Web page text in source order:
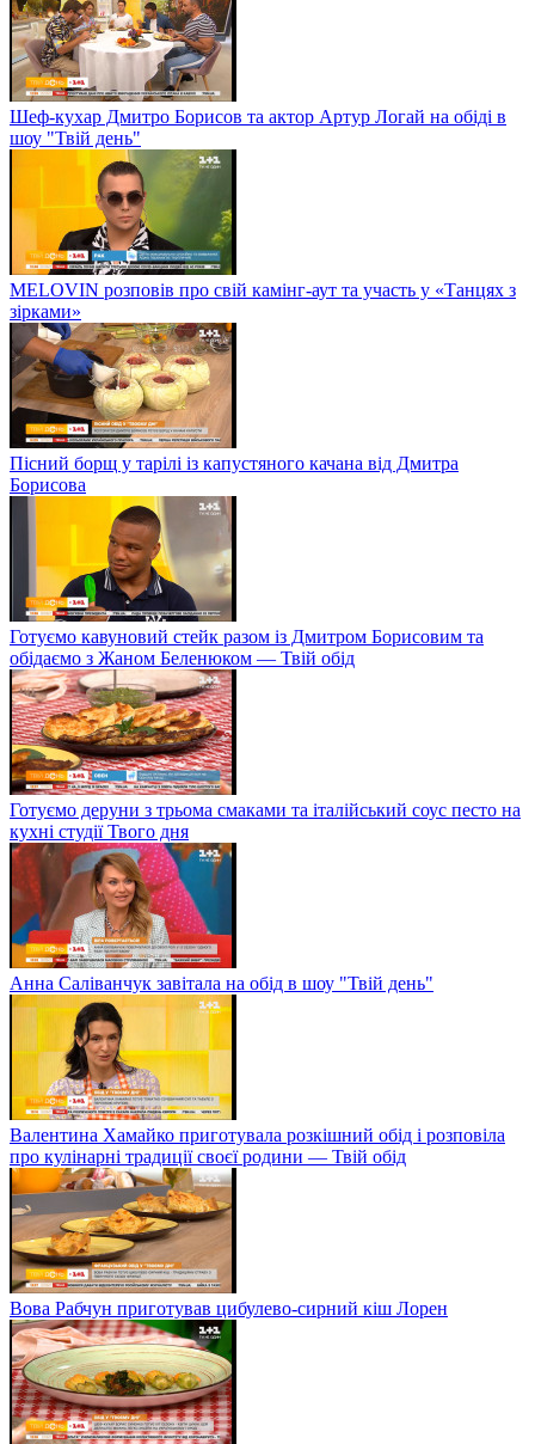
Шеф-кухар Дмитро Борисов та актор Артур Логай на обіді в
шоу "Твій день"
MELOVIN розповів про свій камінг-аут та участь у «Танцях з
зірками»
Пісний борщ у тарілі із капустяного качана від Дмитра
Борисова
Готуємо кавуновий стейк разом із Дмитром Борисовим та
обідаємо з Жаном Беленюком — Твій обід
Готуємо деруни з трьома смаками та італійський соус песто на
кухні студії Твого дня
Анна Саліванчук завітала на обід в шоу "Твій день"
Валентина Хамайко приготувала розкішний обід і розповіла
про кулінарні традиції своєї родини — Твій обід
Вова Рабчун приготував цибулево-сирний кіш Лорен